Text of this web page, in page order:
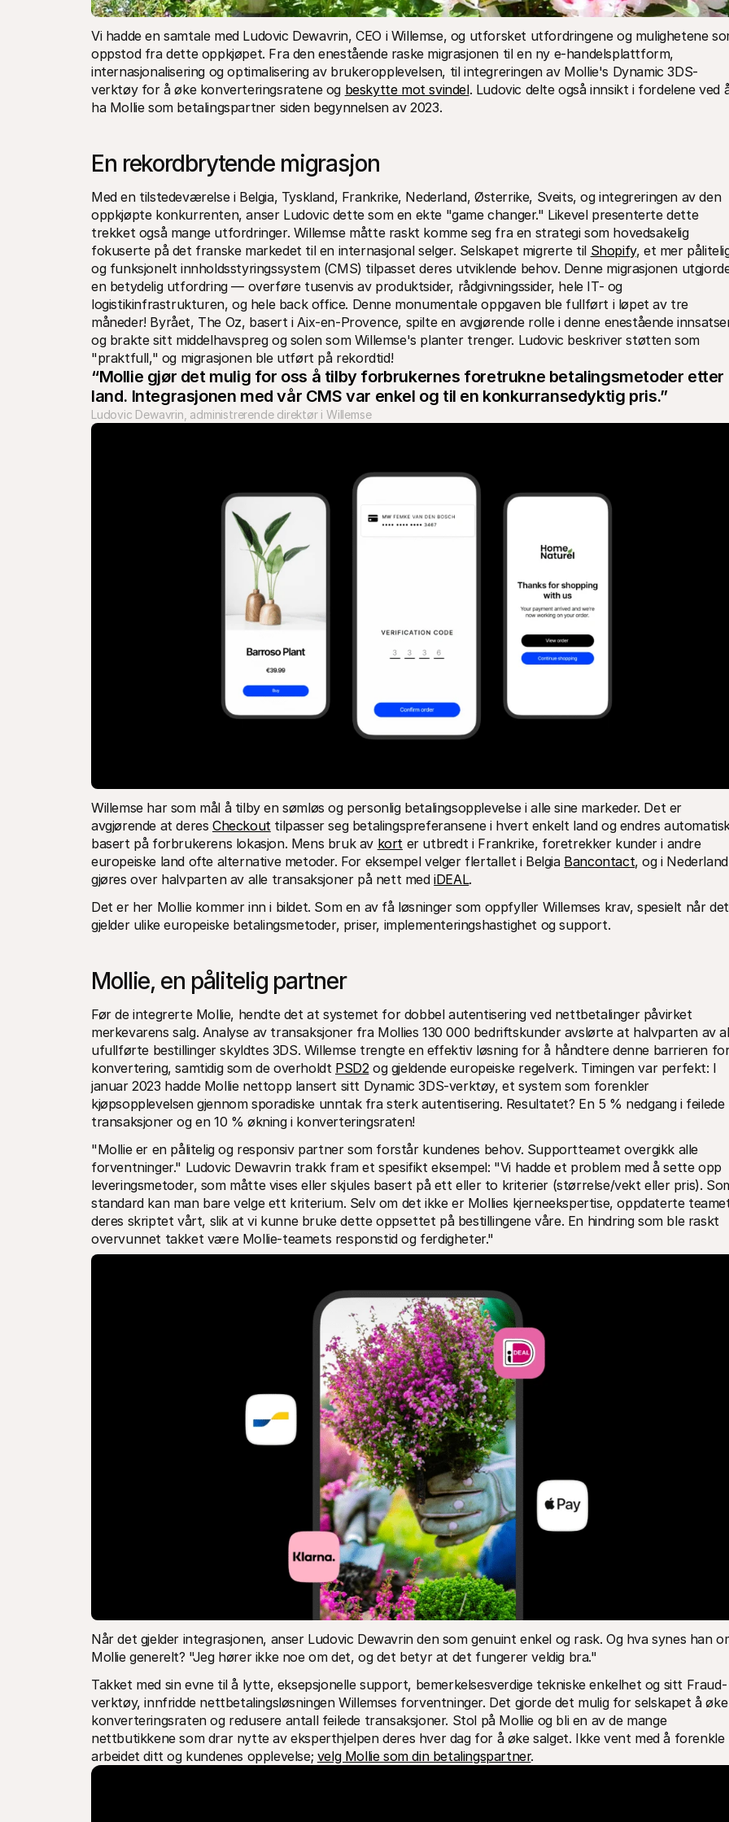
Vi hadde en samtale med Ludovic Dewavrin, CEO i Willemse, og utforsket utfordringene og mulighetene
oppstod fra dette oppkjøpet. Fra den enestående raske migrasjonen til en ny e-handelsplattform,
internasjonalisering og optimalisering av brukeropplevelsen, til integreringen av Mollie's Dynamic 3DS-
verktøy for å øke konverteringsratene og beskytte mot svindel. Ludovic delte også innsikt i fordelene ved
ha Mollie som betalingspartner siden begynnelsen av 2023.
En rekordbrytende migrasjon
Med en tilstedeværelse i Belgia, Tyskland, Frankrike, Nederland, Østerrike, Sveits, og integreringen av den
oppkjøpte konkurrenten, anser Ludovic dette som en ekte "game changer." Likevel presenterte dette
trekket også mange utfordringer. Willemse måtte raskt komme seg fra en strategi som hovedsakelig
fokuserte på det franske markedet til en internasjonal selger. Selskapet migrerte til Shopify, et mer
og funksjonelt innholdsstyringssystem (CMS) tilpasset deres utviklende behov. Denne migrasjonen
en betydelig utfordring — overføre tusenvis av produktsider, rådgivningssider, hele IT- og
logistikinfrastrukturen, og hele back office. Denne monumentale oppgaven ble fullført i løpet av tre
måneder! Byrået, The Oz, basert i Aix-en-Provence, spilte en avgjørende rolle i denne enestående
og brakte sitt middelhavspreg og solen som Willemse's planter trenger. Ludovic beskriver støtten som
"praktfull," og migrasjonen ble utført på rekordtid!
“Mollie gjør det mulig for oss å tilby forbrukernes foretrukne betalingsmetoder etter
land. Integrasjonen med vår CMS var enkel og til en konkurransedyktig pris.”
Ludovic Dewavrin, administrerende direktør i Willemse
Willemse har som mål å tilby en sømløs og personlig betalingsopplevelse i alle sine markeder. Det er
avgjørende at deres Checkout tilpasser seg betalingspreferansene i hvert enkelt land og endres
basert på forbrukerens lokasjon. Mens bruk av kort er utbredt i Frankrike, foretrekker kunder i andre
europeiske land ofte alternative metoder. For eksempel velger flertallet i Belgia Bancontact, og i Nederland
gjøres over halvparten av alle transaksjoner på nett med iDEAL.
Det er her Mollie kommer inn i bildet. Som en av få løsninger som oppfyller Willemses krav, spesielt når det
gjelder ulike europeiske betalingsmetoder, priser, implementeringshastighet og support.
Mollie, en pålitelig partner
Før de integrerte Mollie, hendte det at systemet for dobbel autentisering ved nettbetalinger påvirket
merkevarens salg. Analyse av transaksjoner fra Mollies 130 000 bedriftskunder avslørte at halvparten av
ufullførte bestillinger skyldtes 3DS. Willemse trengte en effektiv løsning for å håndtere denne barrieren
konvertering, samtidig som de overholdt PSD2 og gjeldende europeiske regelverk. Timingen var perfekt: I
januar 2023 hadde Mollie nettopp lansert sitt Dynamic 3DS-verktøy, et system som forenkler
kjøpsopplevelsen gjennom sporadiske unntak fra sterk autentisering. Resultatet? En 5 % nedgang i feilede
transaksjoner og en 10 % økning i konverteringsraten!
"Mollie er en pålitelig og responsiv partner som forstår kundenes behov. Supportteamet overgikk alle
forventninger." Ludovic Dewavrin trakk fram et spesifikt eksempel: "Vi hadde et problem med å sette opp
leveringsmetoder, som måtte vises eller skjules basert på ett eller to kriterier (størrelse/vekt eller pris).
standard kan man bare velge ett kriterium. Selv om det ikke er Mollies kjerneekspertise, oppdaterte
deres skriptet vårt, slik at vi kunne bruke dette oppsettet på bestillingene våre. En hindring som ble raskt
overvunnet takket være Mollie-teamets responstid og ferdigheter."
Når det gjelder integrasjonen, anser Ludovic Dewavrin den som genuint enkel og rask. Og hva synes han
Mollie generelt? "Jeg hører ikke noe om det, og det betyr at det fungerer veldig bra."
Takket med sin evne til å lytte, eksepsjonelle support, bemerkelsesverdige tekniske enkelhet og sitt Fraud-
verktøy, innfridde nettbetalingsløsningen Willemses forventninger. Det gjorde det mulig for selskapet å øke
konverteringsraten og redusere antall feilede transaksjoner. Stol på Mollie og bli en av de mange
nettbutikkene som drar nytte av eksperthjelpen deres hver dag for å øke salget. Ikke vent med å forenkle
arbeidet ditt og kundenes opplevelse; velg Mollie som din betalingspartner.